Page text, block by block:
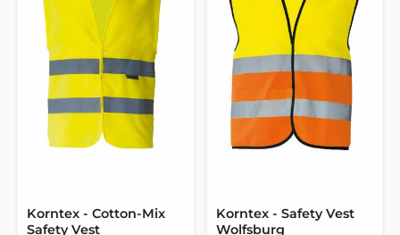
Korntex - Cotton-Mix
Safety Vest
Korntex - Safety Vest
Wolfsburg